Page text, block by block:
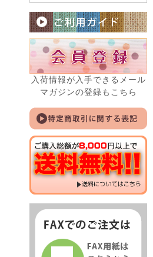
入荷情報が入手できるメール
マガジンの登録もこちら